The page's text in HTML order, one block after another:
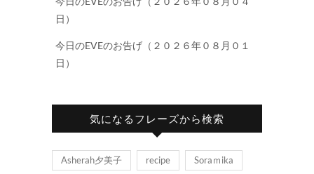
日）
今日のEVEのお告げ（２０２６年０８月０１
日）
気になるフレーズから検索
Asherah夕美子 recipe Soraｍika